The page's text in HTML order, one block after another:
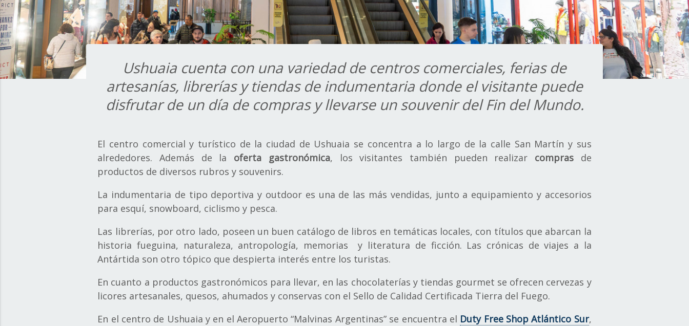
Ushuaia cuenta con una variedad de centros comerciales, ferias de
artesanías, librerías y tiendas de indumentaria donde el visitante puede
disfrutar de un día de compras y llevarse un souvenir del Fin del Mundo.
El centro comercial y turístico de la ciudad de Ushuaia se concentra a lo largo de la calle San Martín y sus
alrededores. Además de la oferta gastronómica, los visitantes también pueden realizar comprasde
productos de diversos rubros y souvenirs.
La indumentaria de tipo deportiva y outdoor es una de las más vendidas, junto a equipamiento y accesorios
para esquí, snowboard, ciclismo y pesca.
Las librerías, por otro lado, poseen un buen catálogo de libros en temáticas locales, con títulos que abarcan la
historia fueguina, naturaleza, antropología, memorias y literatura de ficción. Las crónicas de viajes a la
Antártida son otro tópico que despierta interés entre los turistas.
En cuanto a productos gastronómicos para llevar, en las chocolaterías y tiendas gourmet se ofrecen cervezas y
licores artesanales, quesos, ahumados y conservas con el Sello de Calidad Certificada Tierra del Fuego.
En el centro de Ushuaia y en el Aeropuerto “Malvinas Argentinas” se encuentra el Duty Free Shop Atlántico Sur,